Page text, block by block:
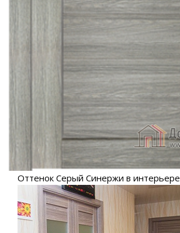
Оттенок Серый Синержи в интерьере